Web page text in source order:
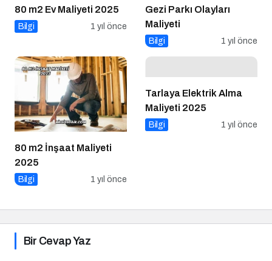
Bilgi 1 yıl önce
Maliyeti
Bilgi
80 m2 İnşaat Maliyeti
2025
Bilgi
Tarlaya Elektrik Alma
Maliyeti 2025
Bilgi
Bir Cevap Yaz